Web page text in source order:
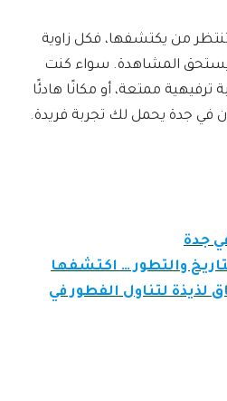
من يكتشفها، فكل زاوية
المشاهدة. سواء كنت
ممتعة، أو مكانًا هادئًا
في جدة يحمل لك تجربة فريدة.
والتطور … اكتشفها
لذيذة لتناول الفطور في